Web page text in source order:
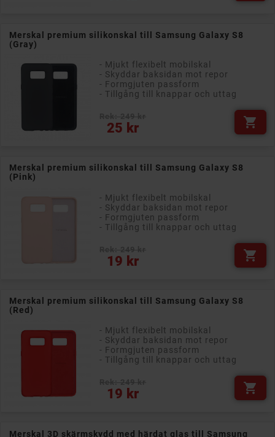
Merskal premium silikonskal till Samsung Galaxy S8
(Gray)
- Mjukt flexibelt mobilskal
- Skyddar baksidan mot repor
- Formgjuten passform
- Tillgång till knappar och uttag
25 kr
Pris 
Merskal premium silikonskal till Samsung Galaxy S8
(Pink)
- Mjukt flexibelt mobilskal
- Skyddar baksidan mot repor
- Formgjuten passform
- Tillgång till knappar och uttag
19 kr
Pris 
Merskal premium silikonskal till Samsung Galaxy S8
(Red)
- Mjukt flexibelt mobilskal
- Skyddar baksidan mot repor
- Formgjuten passform
- Tillgång till knappar och uttag
19 kr
Pris 
Merskal 3D skärmskydd med härdat glas till Samsung